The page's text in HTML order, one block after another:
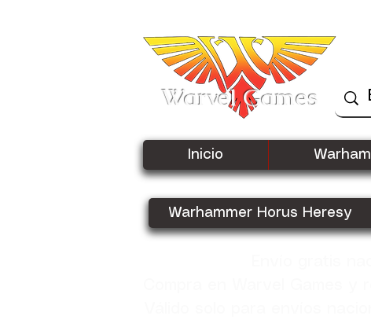
Warvel Games
Inicio
Warhammer Horus Heresy